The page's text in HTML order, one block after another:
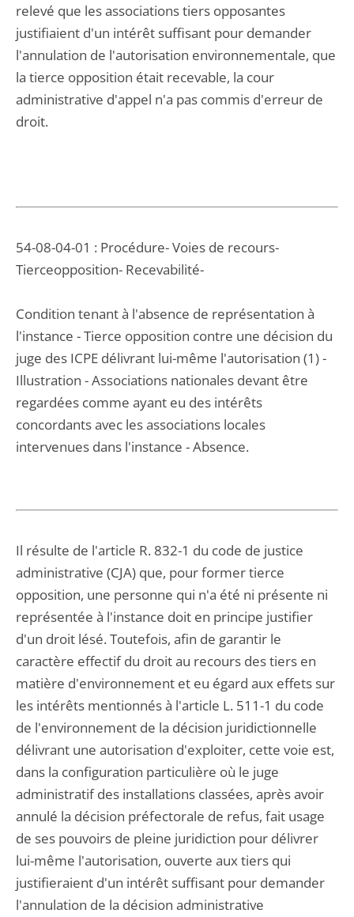
relevé que les associations tiers opposantes
justifiaient d'un intérêt suffisant pour demander
l'annulation de l'autorisation environnementale, que
la tierce opposition était recevable, la cour
administrative d'appel n'a pas commis d'erreur de
droit.
54-08-04-01 : Procédure- Voies de recours-
Tierceopposition- Recevabilité-
Condition tenant à l'absence de représentation à
l'instance - Tierce opposition contre une décision du
juge des ICPE délivrant lui-même l'autorisation (1) -
Illustration - Associations nationales devant être
regardées comme ayant eu des intérêts
concordants avec les associations locales
intervenues dans l'instance - Absence.
Il résulte de l'article R. 832-1 du code de justice
administrative (CJA) que, pour former tierce
opposition, une personne qui n'a été ni présente ni
représentée à l'instance doit en principe justifier
d'un droit lésé. Toutefois, afin de garantir le
caractère effectif du droit au recours des tiers en
matière d'environnement et eu égard aux effets sur
les intérêts mentionnés à l'article L. 511-1 du code
de l'environnement de la décision juridictionnelle
délivrant une autorisation d'exploiter, cette voie est,
dans la configuration particulière où le juge
administratif des installations classées, après avoir
annulé la décision préfectorale de refus, fait usage
de ses pouvoirs de pleine juridiction pour délivrer
lui-même l'autorisation, ouverte aux tiers qui
justifieraient d'un intérêt suffisant pour demander
l'annulation de la décision administrative